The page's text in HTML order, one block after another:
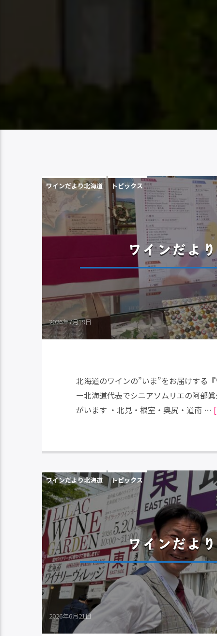
ワインだより北海道 トピックス
ワインだよ
2026年7月19日
北海道のワインの”いま”をお届けする
ー北海道代表でシニアソムリエの阿部
がいます ・北見・根室・奥尻・道南 …
ワインだより北海道 トピックス
ワインだよ
2026年6月21日